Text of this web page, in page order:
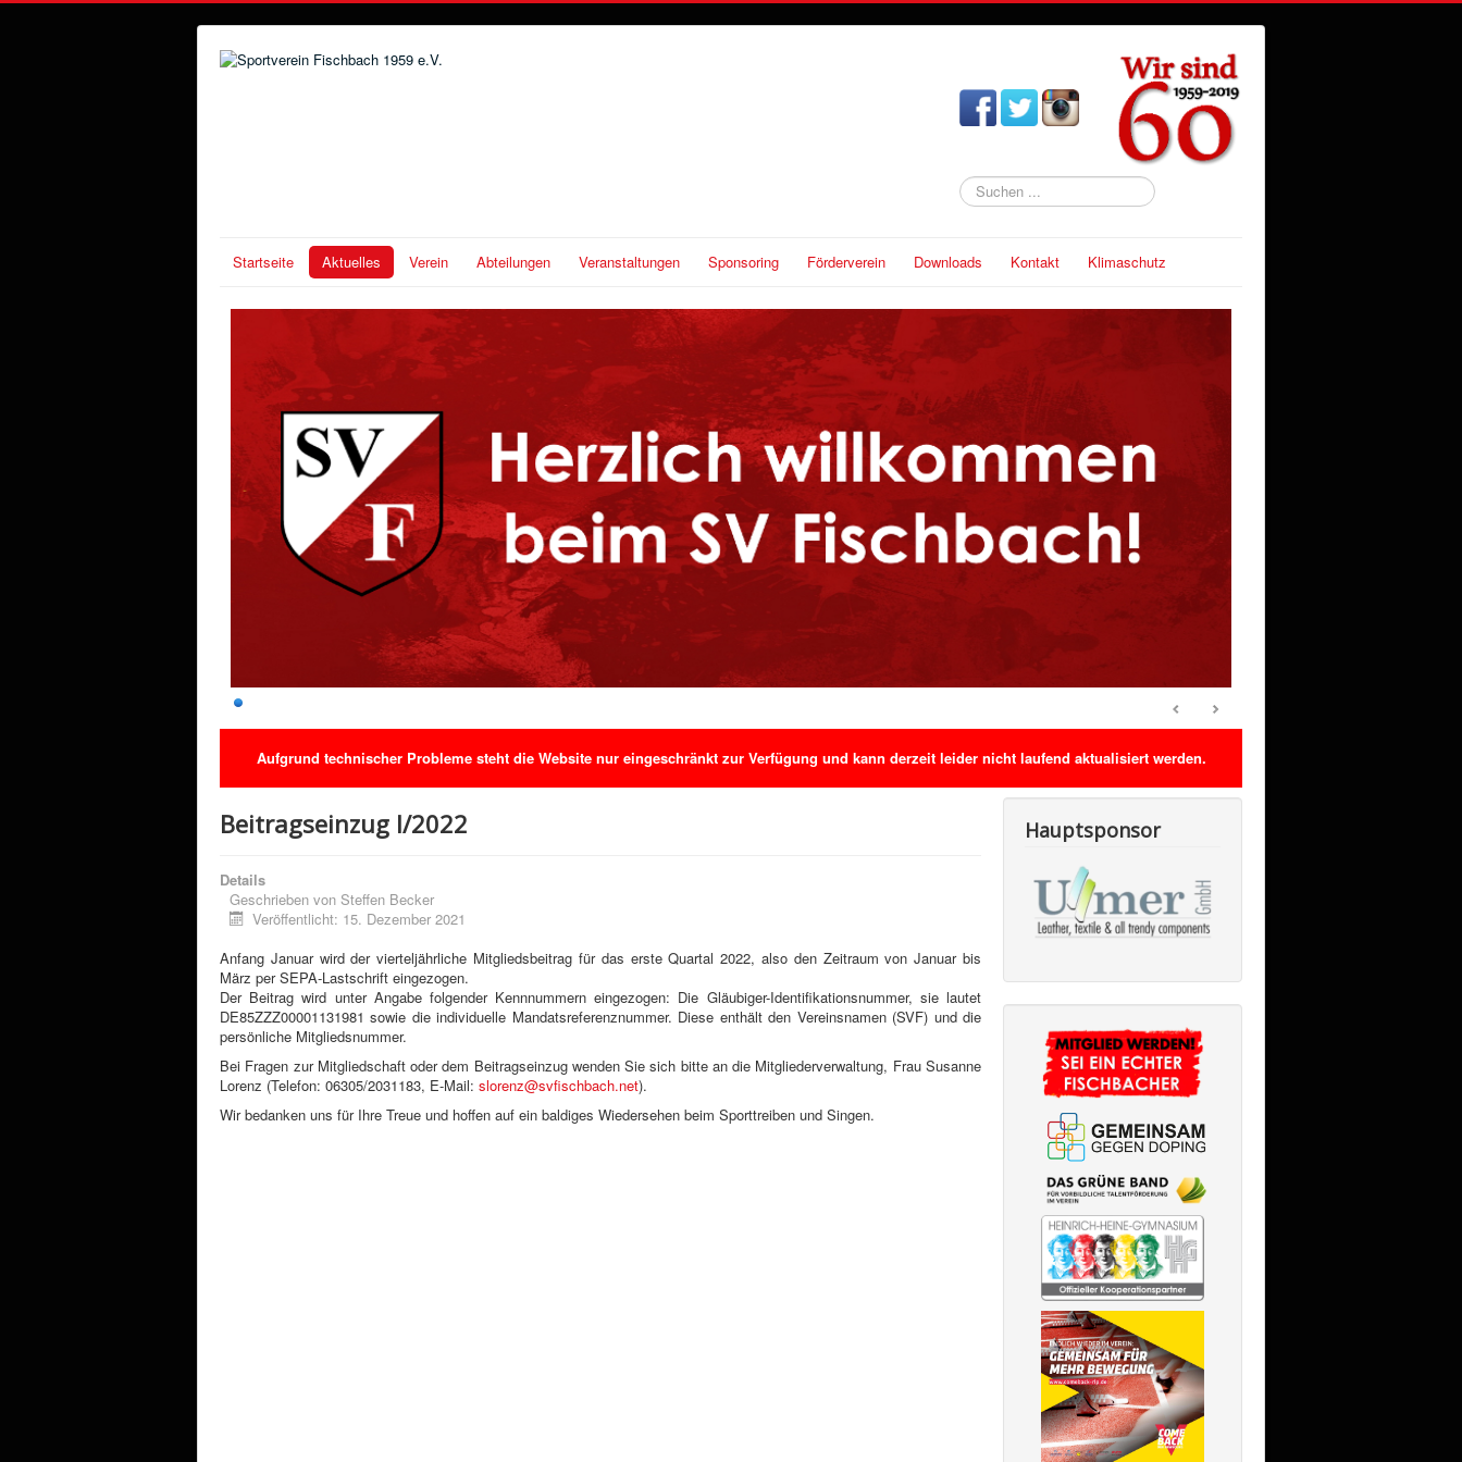
Suchen
...
Startseite Aktuelles Verein Abteilungen Veranstaltungen Sponsoring Förderverein Downloads Kontakt Klimaschutz
Aufgrund technischer Probleme steht die Website nur eingeschränkt zur Verfügung und kann derzeit leider nicht laufend aktualisiert werden.
Beitragseinzug I/2022
Details
Geschrieben von Steffen Becker
Veröffentlicht: 15. Dezember 2021
Anfang Januar wird der vierteljährliche Mitgliedsbeitrag für das erste Quartal 2022, also den Zeitraum von Januar bis
März per SEPA-Lastschrift eingezogen.
Der Beitrag wird unter Angabe folgender Kennnummern eingezogen: Die Gläubiger-Identifikationsnummer, sie lautet
DE85ZZZ00001131981 sowie die individuelle Mandatsreferenznummer. Diese enthält den Vereinsnamen (SVF) und die
persönliche Mitgliedsnummer.
Bei Fragen zur Mitgliedschaft oder dem Beitragseinzug wenden Sie sich bitte an die Mitgliederverwaltung, Frau Susanne
Lorenz (Telefon: 06305/2031183, E-Mail: slorenz@svfischbach.net).
Wir bedanken uns für Ihre Treue und hoffen auf ein baldiges Wiedersehen beim Sporttreiben und Singen.
Hauptsponsor